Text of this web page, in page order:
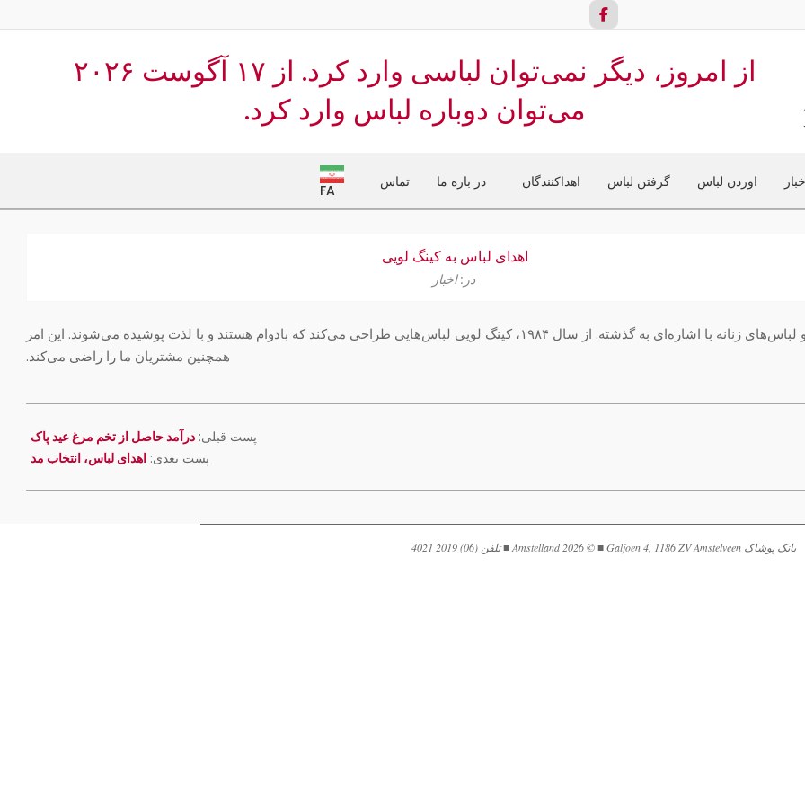
از امروز، دیگر نمی‌توان لباسی وارد کرد. از ۱۷ آگوست ۲۰۲۶
می‌توان دوباره لباس وارد کرد.
منوی
ناوبری
اوردن لباس گرفتن لباس اهداکنندگان در باره ما تماس FA
اهدای لباس به کینگ لویی
در: اخبار
رنگ، طرح و لباس‌های زنانه با اشاره‌ای به گذشته. از سال ۱۹۸۴، کینگ لویی لباس‌هایی طراحی می‌کند که بادوام هستند و با لذت پوشیده می‌شوند. این امر
همچنین مشتریان ما را راضی می‌کند.
پست قبلی: درآمد حاصل از تخم مرغ عید پاک
پست بعدی: اهدای لباس، انتخاب مد
بانک پوشاک Amstelland 2026 © ■ Galjoen 4, 1186 ZV Amstelveen ■ تلفن (06) 2019 4021